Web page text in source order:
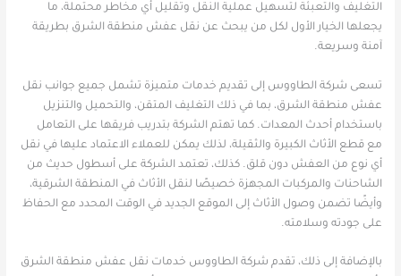
التغليف والتعبئة لتسهيل عملية النقل وتقليل أي مخاطر محتملة، ما
يجعلها الخيار الأول لكل من يبحث عن نقل عفش منطقة الشرق بطريقة
آمنة وسريعة.
تسعى شركة الطاووس إلى تقديم خدمات متميزة تشمل جميع جوانب نقل
عفش منطقة الشرق، بما في ذلك التغليف المتقن، والتحميل والتنزيل
باستخدام أحدث المعدات. كما تهتم الشركة بتدريب فريقها على التعامل
مع قطع الأثاث الكبيرة والثقيلة، لذلك يمكن للعملاء الاعتماد عليها في نقل
أي نوع من العفش دون قلق. كذلك، تعتمد الشركة على أسطول حديث من
الشاحنات والمركبات المجهزة خصيصًا لنقل الأثاث في المنطقة الشرقية،
وأيضًا تضمن وصول الأثاث إلى الموقع الجديد في الوقت المحدد مع الحفاظ
على جودته وسلامته.
بالإضافة إلى ذلك، تقدم شركة الطاووس خدمات نقل عفش منطقة الشرق